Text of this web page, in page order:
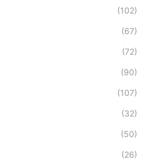
(102)
(67)
(72)
(90)
(107)
(32)
(50)
(26)